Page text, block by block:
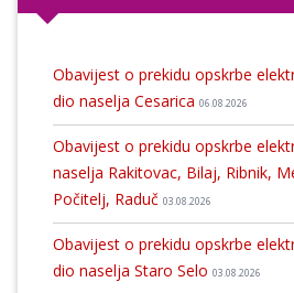
Obavijest o prekidu opskrbe
dio naselja Cesarica 06.08.2026
Obavijest o prekidu opskrbe
naselja Rakitovac, Bilaj, Ribnik,
Počitelj, Raduč 03.08.2026
Obavijest o prekidu opskrbe
dio naselja Staro Selo 03.08.2026